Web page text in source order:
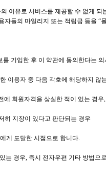
이유로 서비스를 제공할 수 없게
자들의 마일리지 또는 적립금 등을
기입한 후 이 약관에 동의한다는
이용자 중 다음 각호에 해당하지 않
회원자격을 상실한 적이 있는 경
히 지장이 있다고 판단되는 경우
게 도달한 시점으로 합니다.
경우, 즉시 전자우편 기타 방법으